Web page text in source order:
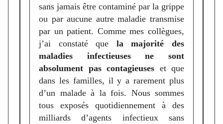
sans jamais être contaminé par la grippe
ou par aucune autre maladie transmise
par un patient. Comme mes collègues,
j’ai constaté que la majorité des
maladies infectieuses ne sont
absolument pas contagieuses et que
dans les familles, il y a rarement plus
d’un malade à la fois. Nous sommes
tous exposés quotidiennement à des
milliards d’agents infectieux sans